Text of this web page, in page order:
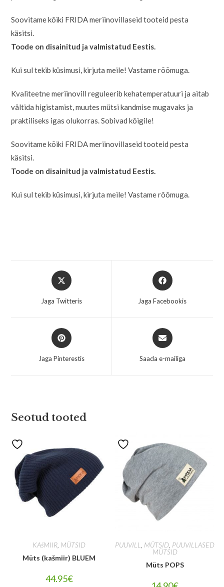
Soovitame kõiki FRIDA meriinovillaseid tooteid pesta
käsitsi.
Toode on disainitud ja valmistatud Eestis.
Kui sul tekib küsimusi, kirjuta meile! Vastame rõõmuga.
Kvaliteetne meriinovill reguleerib kehatemperatuuri ja aitab
vältida higistamist, muutes mütsi kandmise mugavaks ja
praktiliseks igas olukorras. Sobivad kõigile!
Soovitame kõiki FRIDA meriinovillaseid tooteid pesta
käsitsi.
Toode on disainitud ja valmistatud Eestis.
Kui sul tekib küsimusi, kirjuta meile! Vastame rõõmuga.
Jaga Twitteris Jaga Facebookis
Jaga Pinterestis Saada e-mailiga
Seotud tooted
KAšMIIR MÜTSID
Müts (kašmiir) BLUEM
44.95€
PUUVILL MÜTSID PUUVILLASED
MÜTSID
Müts POPS